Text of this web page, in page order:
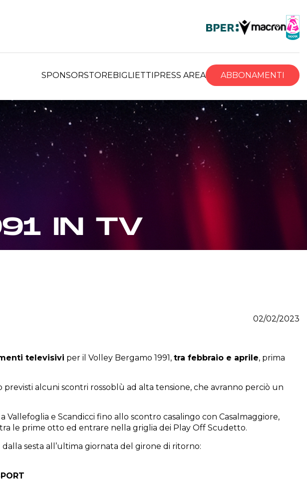
SPONSORSTOREBIGLIETTIPRESS AREA ABBONAMENTI
IN TV
02/02/2023
televisivi per il Volley Bergamo 1991, tra febbraio e aprile, prima
alcuni scontri rossoblù ad alta tensione, che avranno perciò un
Vallefoglia e Scandicci fino allo scontro casalingo con Casalmaggiore,
le prime otto ed entrare nella griglia dei Play Off Scudetto.
sesta all’ultima giornata del girone di ritorno: